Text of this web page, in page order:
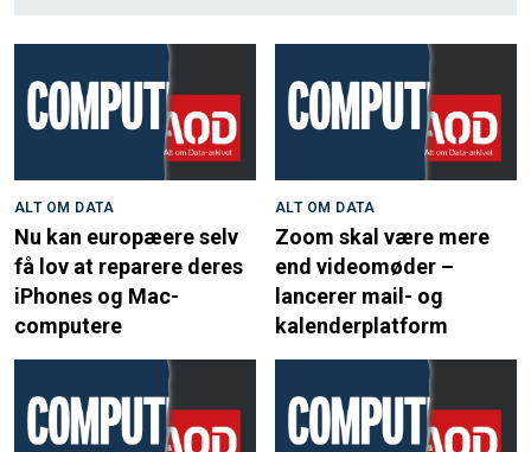
ALT OM DATA
Nu kan europæere selv
få lov at reparere deres
iPhones og Mac-
computere
ALT OM DATA
Zoom skal være mere
end videomøder –
lancerer mail- og
kalenderplatform